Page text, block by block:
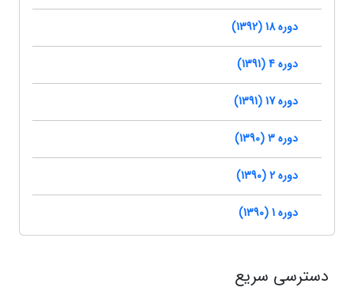
دوره 18 (1392)
دوره 4 (1391)
دوره 17 (1391)
دوره 3 (1390)
دوره 2 (1390)
دوره 1 (1390)
دسترسی سریع